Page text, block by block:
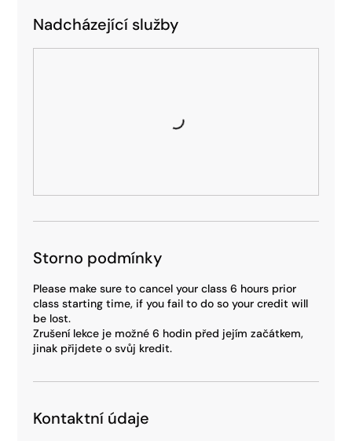
Nadcházející služby
Storno podmínky
Please make sure to cancel your class 6 hours prior
class starting time, if you fail to do so your credit will
be lost.
Zrušení lekce je možné 6 hodin před jejím začátkem,
jinak přijdete o svůj kredit.
Kontaktní údaje